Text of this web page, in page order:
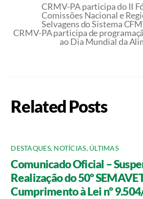
CRMV-PA participa do II
Comissões Nacional e
Selvagens do Sistema
CRMV-PA participa de
ao Dia Mundial da
Related Posts
DESTAQUES, NOTÍCIAS, ÚLTIMAS
Comunicado Oficial –
Realização do 50º
Cumprimento à Lei nº